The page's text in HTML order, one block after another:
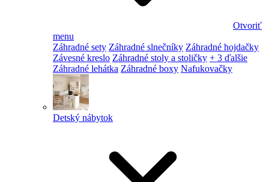
Otvoriť
menu
Záhradné sety Záhradné slnečníky Záhradné hojdačky
Závesné kreslo Záhradné stoly a stoličky + 3 ďalšie
Záhradné lehátka Záhradné boxy Nafukovačky
Detský nábytok